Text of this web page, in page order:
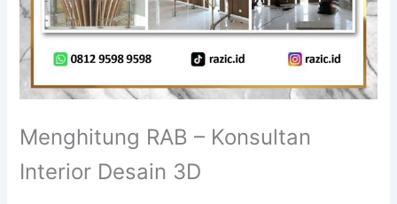
Menghitung RAB – Konsultan
Interior Desain 3D